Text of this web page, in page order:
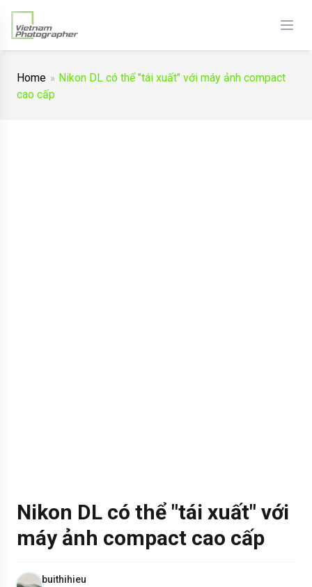
Home
Nikon DL có thể "tái xuất" với máy ảnh compact
cao cấp
Nikon DL có thể "tái xuất" với
máy ảnh compact cao cấp
buithihieu